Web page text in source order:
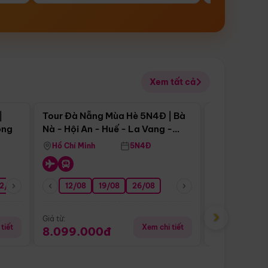
Xem tất cả
08 26/08 05/09 09/09 12/09
tiết
Điểm nổi bật
Tour Đà Nẵng Mùa Hè 5N4Đ | Bà
Nà - Hội An - Huế - La Vang -
Động Thiên Đường
Hồ Chí Minh 5N4Đ
12/08 19/08 26/08
Giá từ:
8.099.000đ Xem chi tiết
Giá từ:
›